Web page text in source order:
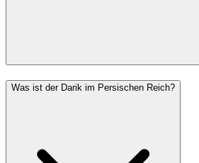
Was ist der Darik im Persischen Reich?